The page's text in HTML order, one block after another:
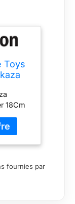
Toys
18Cm
fournies par